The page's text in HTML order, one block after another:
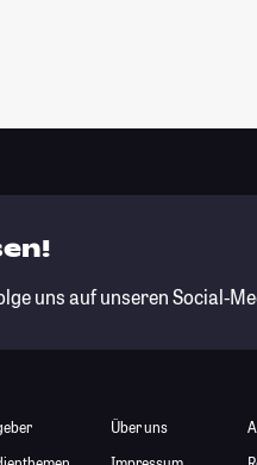
uns auf unseren Social-
Über uns